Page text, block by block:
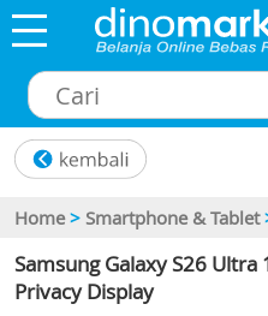
Home > Smartphone & Tablet
Samsung Galaxy S26
Privacy Display